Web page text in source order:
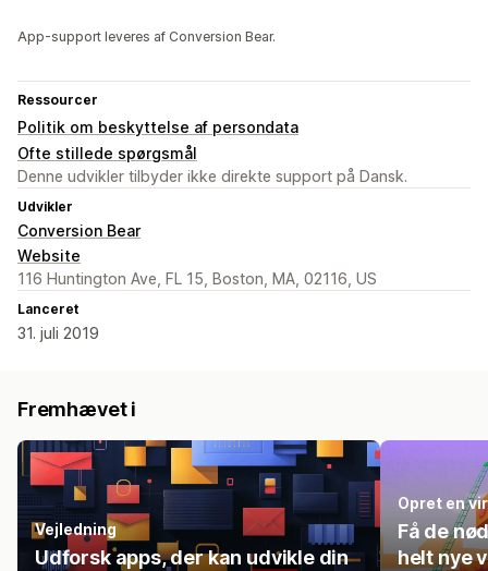
App-support leveres af Conversion Bear.
Ressourcer
Politik om beskyttelse af persondata
Ofte stillede spørgsmål
Denne udvikler tilbyder ikke direkte support på Dansk.
Udvikler
Conversion Bear
Website
116 Huntington Ave, FL 15, Boston, MA, 02116, US
Lanceret
31. juli 2019
Fremhævet i
Vejledning
Udforsk apps, der kan udvikle din
Opret en
Få de
helt nye